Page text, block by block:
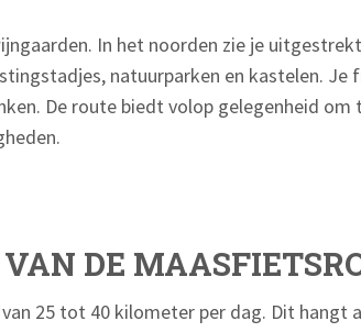
In het noorden zie je
natuurparken en kastelen. Je
De route biedt volop gelegenheid om
DE
25 tot 40 kilometer per dag. Dit hangt